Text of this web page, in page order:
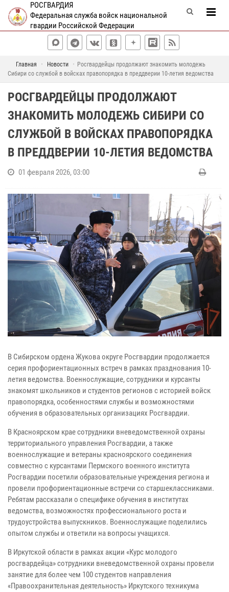
РОСГВАРДИЯ
Федеральная служба войск национальной
гвардии Российской Федерации
Главная Новости
Росгвардейцы продолжают знакомить молодежь
Сибири со службой в войсках правопорядка в преддверии 10-летия ведомства
РОСГВАРДЕЙЦЫ ПРОДОЛЖАЮТ
ЗНАКОМИТЬ МОЛОДЕЖЬ СИБИРИ СО
СЛУЖБОЙ В ВОЙСКАХ ПРАВОПОРЯДКА
В ПРЕДДВЕРИИ 10-ЛЕТИЯ ВЕДОМСТВА
01 февраля 2026, 03:00
В Сибирском ордена Жукова округе Росгвардии продолжается
серия профориентационных встреч в рамках празднования 10-
летия ведомства. Военнослужащие, сотрудники и курсанты
знакомят школьников и студентов регионов с историей войск
правопорядка, особенностями службы и возможностями
обучения в образовательных организациях Росгвардии.
В Красноярском крае сотрудники вневедомственной охраны
территориального управления Росгвардии, а также
военнослужащие и ветераны красноярского соединения
совместно с курсантами Пермского военного института
Росгвардии посетили образовательные учреждения региона и
провели профориентационные встречи со старшеклассниками.
Ребятам рассказали о специфике обучения в институтах
ведомства, возможностях профессионального роста и
трудоустройства выпускников. Военнослужащие поделились
опытом службы и ответили на вопросы учащихся.
В Иркутской области в рамках акции «Курс молодого
росгвардейца» сотрудники вневедомственной охраны провели
занятие для более чем 100 студентов направления
«Правоохранительная деятельность» Иркутского техникума